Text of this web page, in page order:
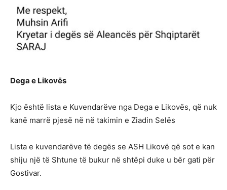
Dega e Likovës
Kjo është lista e Kuvendarëve nga Dega e Likovës, që nuk
kanë marrë pjesë në në takimin e Ziadin Selës
Lista e kuvendarëve të degës se ASH Likovë që sot e kan
shiju një të Shtune të bukur në shtëpi duke u bër gati për
Gostivar.